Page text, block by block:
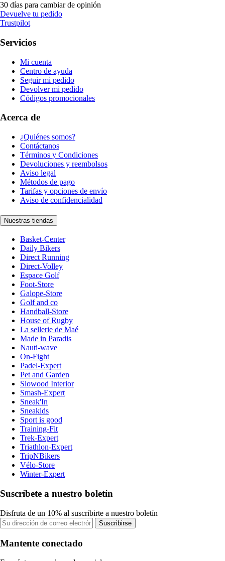
30 días para cambiar de opinión
Devuelve tu pedido
Trustpilot
Servicios
Mi cuenta
Centro de ayuda
Seguir mi pedido
Devolver mi pedido
Códigos promocionales
Acerca de
¿Quiénes somos?
Contáctanos
Términos y Condiciones
Devoluciones y reembolsos
Aviso legal
Métodos de pago
Tarifas y opciones de envío
Aviso de confidencialidad
Nuestras tiendas
Basket-Center
Daily Bikers
Direct Running
Direct-Volley
Espace Golf
Foot-Store
Galope-Store
Golf and co
Handball-Store
House of Rugby
La sellerie de Maé
Made in Paradis
Nauti-wave
On-Fight
Padel-Expert
Pet and Garden
Slowood Interior
Smash-Expert
Sneak'In
Sneakids
Sport is good
Training-Fit
Trek-Expert
Triathlon-Expert
TripNBikers
Vélo-Store
Winter-Expert
Suscríbete a nuestro boletín
Disfruta de un 10% al suscribirte a nuestro boletín
Suscribirse
Mantente conectado